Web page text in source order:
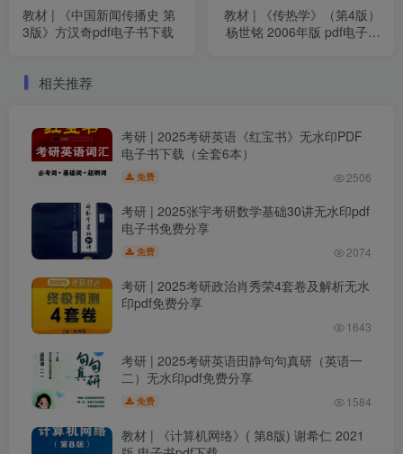
教材 | 《中国新闻传播史 第
3版》方汉奇pdf电子书下载
教材 | 《传热学》（第4版）
杨世铭 2006年版 pdf电子书
相关推荐
考研 | 2025考研英语《红宝书》无水印PDF
电子书下载（全套6本）
免费 2506
考研 | 2025张宇考研数学基础30讲无水印pdf
电子书免费分享
免费 2074
考研 | 2025考研政治肖秀荣4套卷及解析无水
印pdf免费分享
1643
考研 | 2025考研英语田静句句真研（英语一
二）无水印pdf免费分享
免费 1584
教材 | 《计算机网络》( 第8版) 谢希仁 2021